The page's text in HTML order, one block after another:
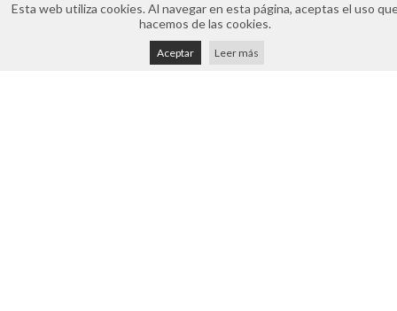
Edifici Aurora, 6 - 07860
camaraformentera@cceif.es
Esta web utiliza cookies. Al navegar en esta página, aceptas el uso
hacemos de las cookies.
Aceptar Leer más